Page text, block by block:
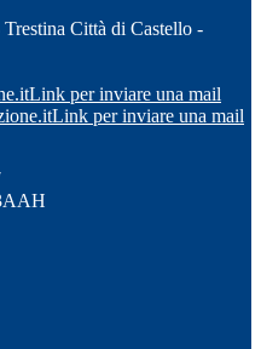
Città di Castello -
Link per inviare una mail
Link per inviare una mail